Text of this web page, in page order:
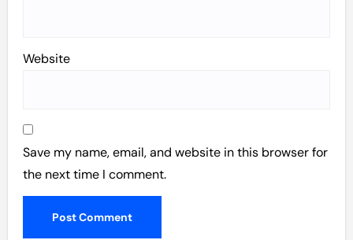
Website
Save my name, email, and website in this browser for
the next time I comment.